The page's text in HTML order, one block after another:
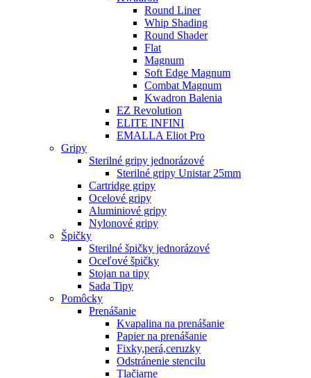
Round Liner
Whip Shading
Round Shader
Flat
Magnum
Soft Edge Magnum
Combat Magnum
Kwadron Balenia
EZ Revolution
ELITE INFINI
EMALLA Eliot Pro
Gripy
Sterilné gripy jednorázové
Sterilné gripy Unistar 25mm
Cartridge gripy
Ocelové gripy
Aluminiové gripy
Nylonové gripy
Špičky
Sterilné špičky jednorázové
Oceľové špičky
Stojan na tipy
Sada Tipy
Pomôcky
Prenášanie
Kvapalina na prenášanie
Papier na prenášanie
Fixky,perá,ceruzky
Odstránenie stencilu
Tlačiarne